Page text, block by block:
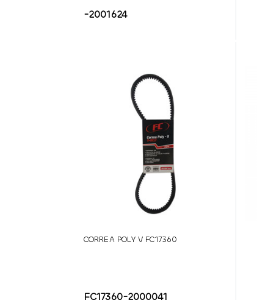
-2001624
CORREA POLY V FC17360
FC17360-2000041